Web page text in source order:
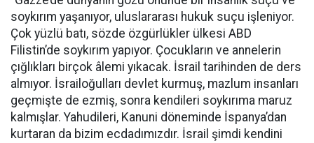
soykırım yaşanıyor, uluslararası hukuk suçu işleniyor.
Çok yüzlü batı, sözde özgürlükler ülkesi ABD
Filistin’de soykırım yapıyor. Çocukların ve annelerin
çığlıkları birçok âlemi yıkacak. İsrail tarihinden de ders
almıyor. İsrailoğulları devlet kurmuş, mazlum insanları
geçmişte de ezmiş, sonra kendileri soykırıma maruz
kalmışlar. Yahudileri, Kanuni döneminde İspanya’dan
kurtaran da bizim ecdadımızdır. İsrail şimdi kendini